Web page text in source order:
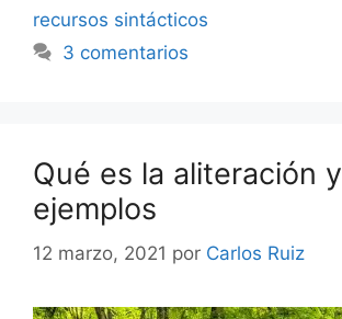
recursos sintácticos
3 comentarios
Qué es la aliteración y
ejemplos
12 marzo, 2021 por Carlos Ruiz